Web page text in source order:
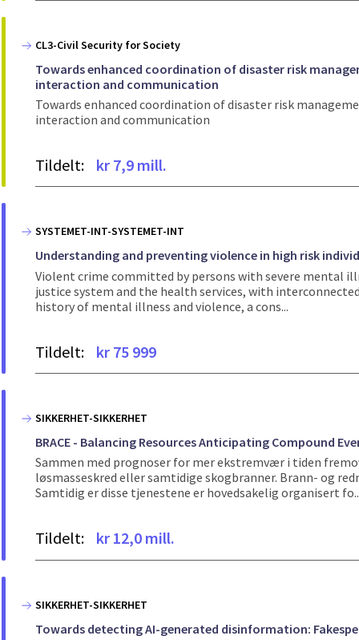
CL3-Civil Security for Society
Towards enhanced coordination of disaster risk
interaction and communication
Towards enhanced coordination of disaster risk
interaction and communication
Tildelt: kr 7,9 mill.
SYSTEMET-INT-SYSTEMET-INT
Understanding and preventing violence in high risk
Violent crime committed by persons with severe mental
justice system and the health services, with
history of mental illness and violence, a cons...
Tildelt: kr 75 999
SIKKERHET-SIKKERHET
BRACE - Balancing Resources Anticipating Compound
Sammen med prognoser for mer ekstremvær i tiden
løsmasseskred eller samtidige skogbranner. Brann- og
Samtidig er disse tjenestene er hovedsakelig organisert
Tildelt: kr 12,0 mill.
SIKKERHET-SIKKERHET
Towards detecting AI-generated disinformation: